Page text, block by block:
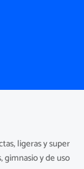
ligeras y super
gimnasio y de uso